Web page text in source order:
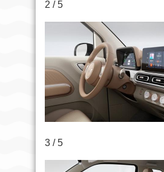
2 / 5
3 / 5